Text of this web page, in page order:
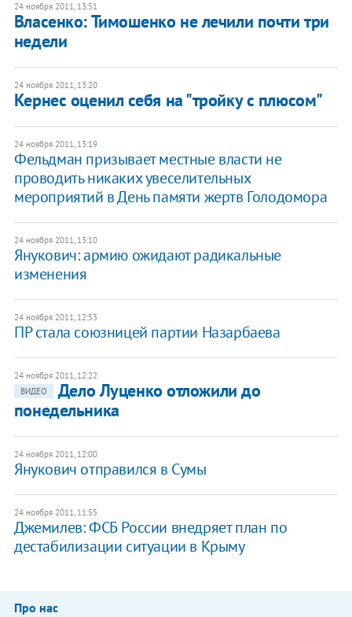
24 ноября 2011, 13:51
Власенко: Тимошенко не лечили почти три
недели
24 ноября 2011, 13:20
Кернес оценил себя на "тройку с плюсом"
24 ноября 2011, 13:19
Фельдман призывает местные власти не
проводить никаких увеселительных
мероприятий в День памяти жертв Голодомора
24 ноября 2011, 13:10
Янукович: армию ожидают радикальные
изменения
24 ноября 2011, 12:53
ПР стала союзницей партии Назарбаева
24 ноября 2011, 12:22
ВИДЕО
Дело Луценко отложили до
понедельника
24 ноября 2011, 12:00
Янукович отправился в Сумы
24 ноября 2011, 11:55
Джемилев: ФСБ России внедряет план по
дестабилизации ситуации в Крыму
Про нас